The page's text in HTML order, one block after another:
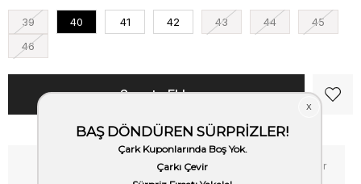
39 40 41 42 43 44
45
46
Fiyat Düşünce Haber Ver